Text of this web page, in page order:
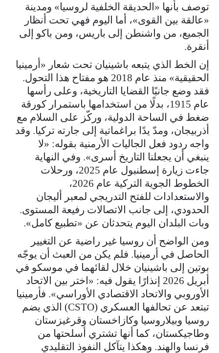
توصف بأنها «الحديقة الخلفية لروسيا» ومدينة
«عالقة بين القوى»، أما اليوم فهي تحت أنظار
الجميع، من واشنطن إلى باريس، ومن باكو إلى
أنقرة.
إن الخط الذي يتبعه باشينيان تحت شعار «أرمينيا
الحقيقية» منذ عام 2018 هو مفتاح هذا التحول.
فقد وضع جانبًا القضايا التاريخية، وعلى رأسها
عام 1915، بدلًا من استخدامها باستمرار كورقة
ضغط في الساحة الدولية، وركّز على السلام مع
أذربيجان، ومدّ يدًا براغماتية إلى جارته تركيا. وقد
واجه ردود فعل الجاليات الأرمنية بقوله: «لا
ينبغي أن يجعلنا التاريخ أسرى». وفي النهاية
جاءت زيارة إسطنبول عام 2025، ورحلات
الخطوط الجوية التركية عام 2026،
والاستعدادات للفتح التدريجي لمعبر أليجان
الحدودي، إلى جانب الاتصالات رفيعة المستوى.
وبات البلدان اليوم يتحدثان عن «تطبيع كامل».
ومن الواضح أن روسيا غير راضية عن التغيير
الحاصل في أرمينيا. فلم يكن من العبث أن يوجّه
بوتين إلى باشينيان خلال لقائهما في موسكو في
أبريل 2026 إنذارًا يقول فيه: «اختر بين الاتحاد
الأوروبي والاتحاد الاقتصادي الأوراسي». فأرمينيا
تبتعد عن تحالفها العسكري (CSTO) الذي يضم
روسيا وبيلاروسيا وكازاخستان وقرغيزستان
وطاجيكستان، كما أنها تشتري أسلحتها من
فرنسا والهند. وهكذا يتآكل النفوذ التقليدي